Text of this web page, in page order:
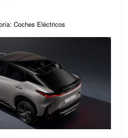
Coches Eléctricos